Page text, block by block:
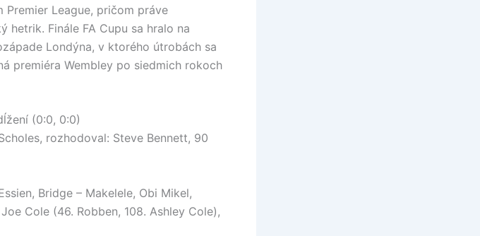
Premier League, pričom práve
Finále FA Cupu sa hralo na
Londýna, v ktorého útrobách sa
premiéra Wembley po siedmich rokoch
(0:0, 0:0)
rozhodoval: Steve Bennett, 90
Bridge – Makelele, Obi Mikel,
Cole (46. Robben, 108. Ashley Cole),